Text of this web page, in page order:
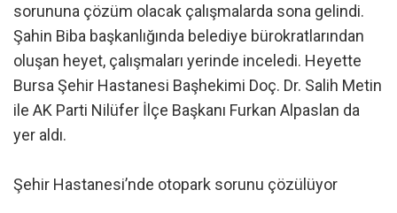
sorununa çözüm olacak çalışmalarda sona gelindi.
Şahin Biba başkanlığında belediye bürokratlarından
oluşan heyet, çalışmaları yerinde inceledi. Heyette
Bursa Şehir Hastanesi Başhekimi Doç. Dr. Salih Metin
ile AK Parti Nilüfer İlçe Başkanı Furkan Alpaslan da
yer aldı.
Şehir Hastanesi’nde otopark sorunu çözülüyor